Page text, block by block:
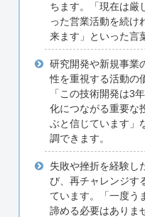
ちます。「現在は厳
った営業活動を続け
来ます」といった言
研究開発や新規事業
性を重視する活動の
「この技術開発は3
化につながる重要な
ぶと信じています」
調できます。
失敗や挫折を経験し
び、再チャレンジす
ています。「一度う
諦める必要はありま